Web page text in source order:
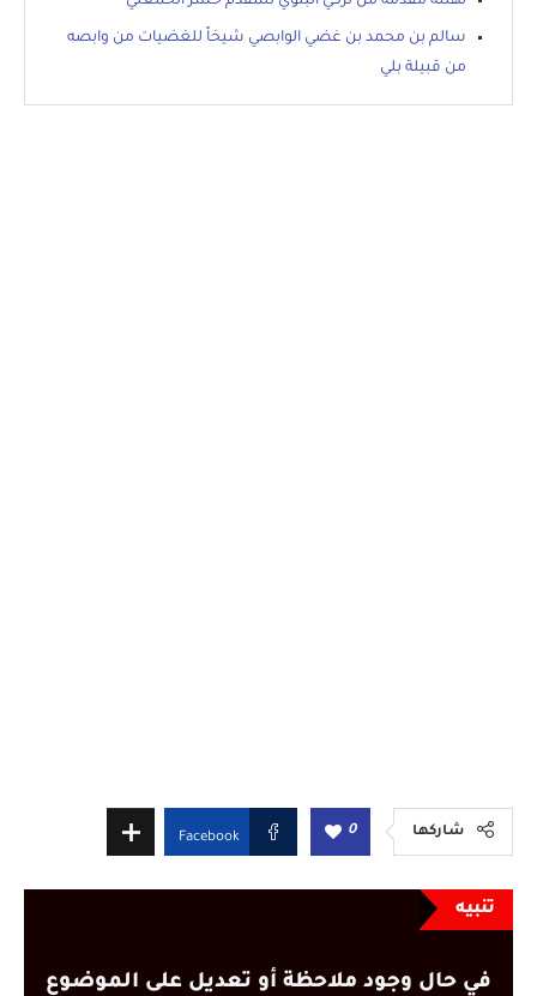
سالم بن محمد بن غضي الوابصي شيخاً للغضيات من وابصه
من قبيلة بلي
شاركها 0
Facebook
تنبيه
في حال وجود ملاحظة أو تعديل على الموضوع